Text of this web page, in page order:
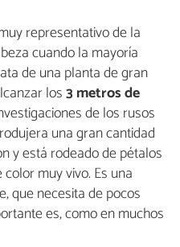
representativo de la
cuando la mayoría
de una planta de gran
los3 metros de
de los rusos
una gran cantidad
y está rodeado de pétalos
muy vivo. Es una
que necesita de pocos
es, como en muchos